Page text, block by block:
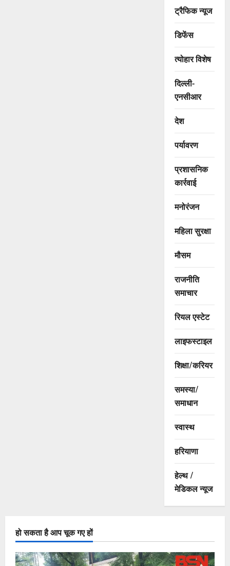
ट्रैफिक न्यूज
डिफेंस
त्योहार विशेष
दिल्ली-
एनसीआर
देश
पर्यावरण
प्रशासनिक
कार्रवाई
मनोरंजन
महिला सुरक्षा
मौसम
राजनीति
समाचार
रियल एस्टेट
लाइफस्टाइल
शिक्षा/करियर
समस्या/
समाधान
स्वास्थ
हरियाणा
हेल्थ /
मेडिकल न्यूज
हो सकता है आप चूक गए हों